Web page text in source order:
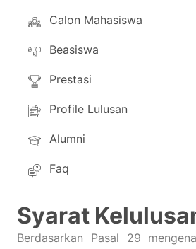
Calon Mahasiswa
Beasiswa
Prestasi
Profile Lulusan
Alumni
Faq
Syarat
Berdasarkan Pasal 29